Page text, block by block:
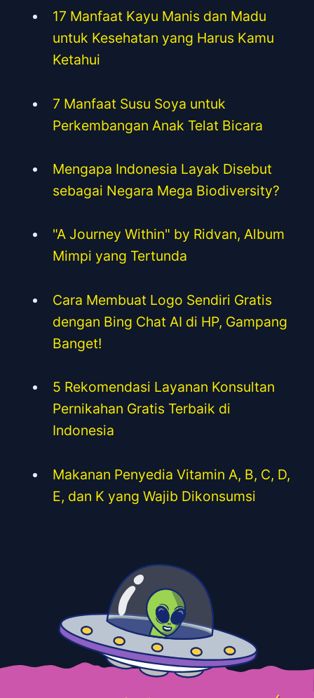
17 Manfaat Kayu Manis dan Madu
untuk Kesehatan yang Harus Kamu
Ketahui
7 Manfaat Susu Soya untuk
Perkembangan Anak Telat Bicara
Mengapa Indonesia Layak Disebut
sebagai Negara Mega Biodiversity?
"A Journey Within" by Ridvan, Album
Mimpi yang Tertunda
Cara Membuat Logo Sendiri Gratis
dengan Bing Chat AI di HP, Gampang
Banget!
5 Rekomendasi Layanan Konsultan
Pernikahan Gratis Terbaik di
Indonesia
Makanan Penyedia Vitamin A, B, C, D,
E, dan K yang Wajib Dikonsumsi